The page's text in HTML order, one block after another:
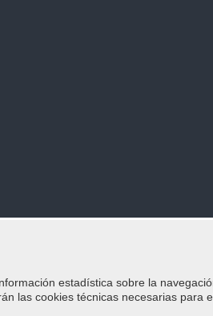
estadística sobre la
las cookies técnicas necesarias para